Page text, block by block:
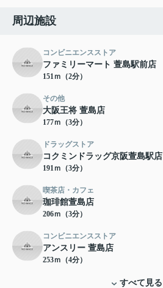
周辺施設
コンビニエンスストア
ファミリーマート 萱島駅前店
151ｍ（2分）
その他
大阪王将 萱島店
177ｍ（3分）
ドラッグストア
コクミンドラッグ京阪萱島駅店
191ｍ（3分）
喫茶店・カフェ
珈琲館萱島店
206ｍ（3分）
コンビニエンスストア
アンスリー 萱島店
253ｍ（4分）
すべて見る